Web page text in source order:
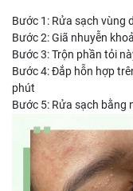
Bước 1: Rửa sạch vùng
Bước 2: Giã nhuyễn
Bước 3: Trộn phần tỏi
Bước 4: Đắp hỗn hợp
phút
Bước 5: Rửa sạch bằng